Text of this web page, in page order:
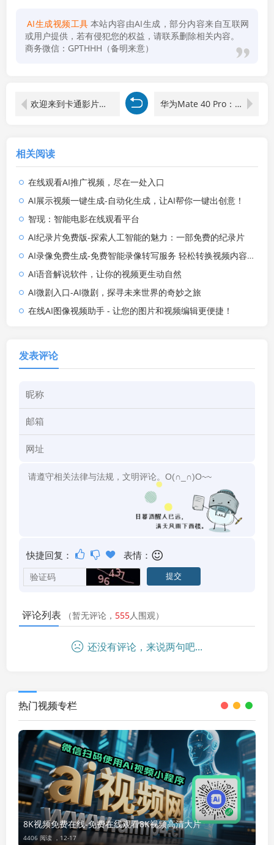
AI生成视频工具 本站内容由AI生成，部分内容来自互联网
或用户提供，若有侵犯您的权益，请联系删除相关内容。
商务微信：GPTHHH（备明来意）
欢迎来到卡通影片官网 - 您的动画乐园 华为Mate 40 Pro： 探索未来的超级智能手机
相关阅读
在线观看AI推广视频，尽在一处入口
AI展示视频一键生成-自动化生成，让AI帮你一键出创意！
智现：智能电影在线观看平台
AI纪录片免费版-探索人工智能的魅力：一部免费的纪录片
AI录像免费生成-免费智能录像转写服务 轻松转换视频内容成易读格式
AI语音解说软件，让你的视频更生动自然
AI微剧入口-AI微剧，探寻未来世界的奇妙之旅
在线AI图像视频助手 - 让您的图片和视频编辑更便捷！
发表评论
快捷回复： 表情：
评论列表 （暂无评论， 555人围观）
还没有评论，来说两句吧...
热门视频专栏
8K视频免费在线-免费在线观看8K视频高清大片
4406 阅读 ， 12-17